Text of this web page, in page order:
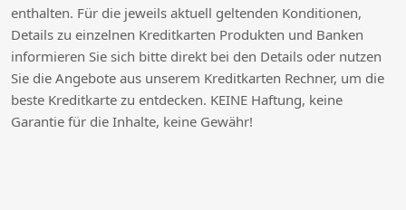
enthalten. Für die jeweils aktuell geltenden Konditionen,
Details zu einzelnen Kreditkarten Produkten und Banken
informieren Sie sich bitte direkt bei den Details oder nutzen
Sie die Angebote aus unserem Kreditkarten Rechner, um die
beste Kreditkarte zu entdecken. KEINE Haftung, keine
Garantie für die Inhalte, keine Gewähr!